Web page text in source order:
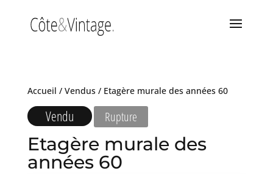
Accueil / Vendus/ Etagère murale des années 60
Vendu Rupture
Etagère murale des
années 60